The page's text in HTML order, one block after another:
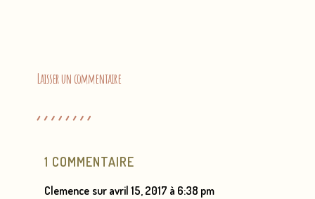
Laisser un commentaire
1 COMMENTAIRE
Clemence sur avril 15, 2017 à 6:38 pm